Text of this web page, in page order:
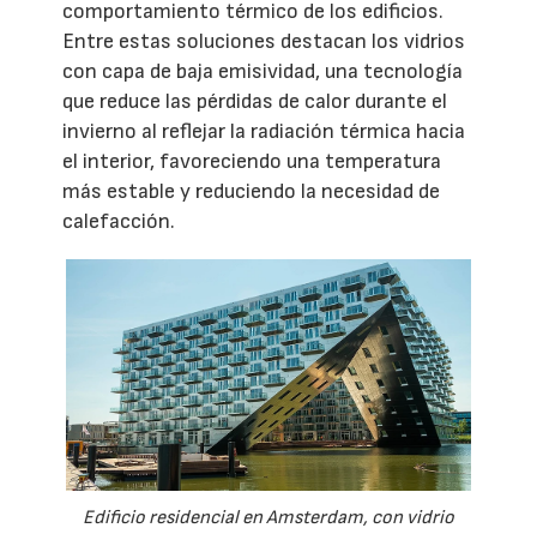
comportamiento térmico de los edificios.
Entre estas soluciones destacan los vidrios
con capa de baja emisividad, una tecnología
que reduce las pérdidas de calor durante el
invierno al reflejar la radiación térmica hacia
el interior, favoreciendo una temperatura
más estable y reduciendo la necesidad de
calefacción.
Edificio residencial en Amsterdam, con vidrio